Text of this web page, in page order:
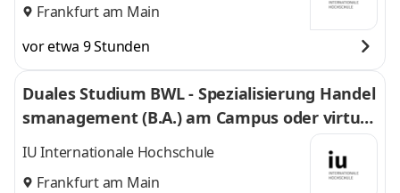
Frankfurt am Main
vor etwa 9 Stunden
Duales Studium BWL - Spezialisierung Handel
smanagement (B.A.) am Campus oder virtuel
l
IU Internationale Hochschule
Frankfurt am Main